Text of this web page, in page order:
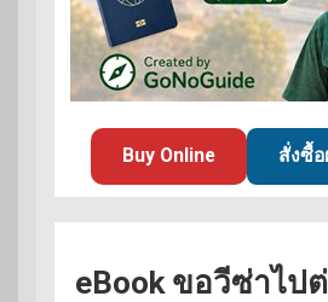
Buy Online สั่งซื้
eBook ขอวีซ่าไป